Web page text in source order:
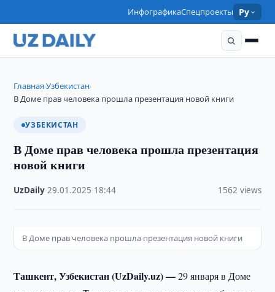
ИнфографикаСпецпроекты Ру
Главная›Узбекистан›
В Доме прав человека прошла презентация новой книги
УЗБЕКИСТАН
В Доме прав человека прошла презентация
новой книги
UzDaily ·29.01.2025 18:44 1562 views
В Доме прав человека прошла презентация новой книги
Ташкент, Узбекистан (UzDaily.uz) —29 января в Доме